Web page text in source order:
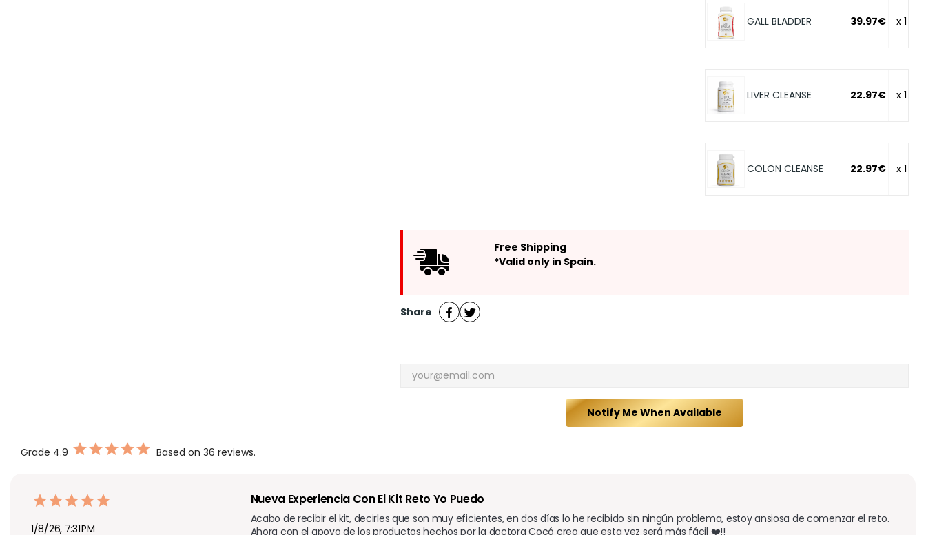
GALL BLADDER 39.97€ x 1
LIVER CLEANSE 22.97€ x 1
COLON CLEANSE 22.97€ x 1
Free Shipping
*Valid only in Spain.
Share
Notify Me When Available
Grade 4.9 Based on 36 reviews.
1/8/26, 7:31 PM
Nueva Experiencia Con El Kit Reto Yo Puedo
Acabo de recibir el kit, decirles que son muy eficientes, en dos días lo he recibido sin ningún problema, estoy ansiosa de comenzar el reto.
Ahora con el apoyo de los productos hechos por la doctora Cocó creo que esta vez será más fácil ❤️!!